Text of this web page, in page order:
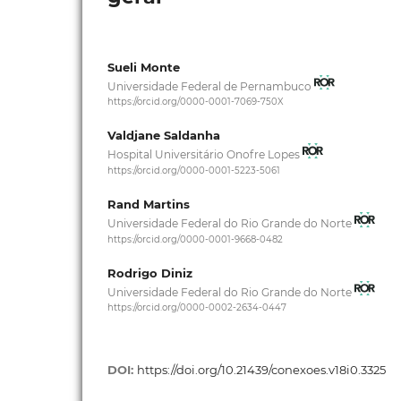
Sueli Monte
Universidade Federal de Pernambuco
https://orcid.org/0000-0001-7069-750X
Valdjane Saldanha
Hospital Universitário Onofre Lopes
https://orcid.org/0000-0001-5223-5061
Rand Martins
Universidade Federal do Rio Grande do Norte
https://orcid.org/0000-0001-9668-0482
Rodrigo Diniz
Universidade Federal do Rio Grande do Norte
https://orcid.org/0000-0002-2634-0447
DOI: https://doi.org/10.21439/conexoes.v18i0.3325